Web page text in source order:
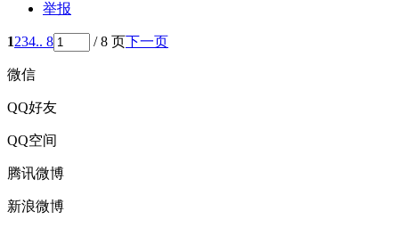
举报
1234.. 8 / 8 页下一页
微信
QQ好友
QQ空间
腾讯微博
新浪微博